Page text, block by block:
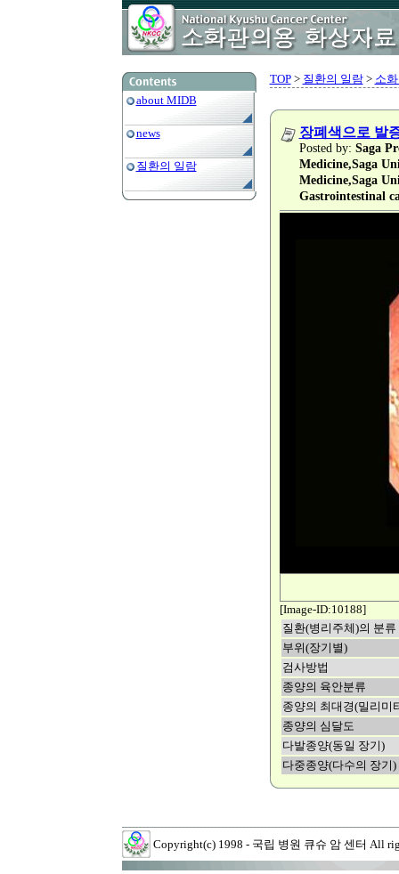
about MIDB
news
질환의 일람
TOP> 질환의 일람> 소
장폐색으로 발
Posted by: Saga
Medicine,Saga
Medicine,Saga
Gastrointestinal
[Image-ID:10188]
질환(병리주체)의 분류
부위(장기별)
검사방법
종양의 육안분류
종양의 최대경(밀리미
종양의 심달도
다발종양(동일 장기)
다중종양(다수의 장기)
Copyright(c) 1998 - 국립 병원 큐슈 암 센터 All